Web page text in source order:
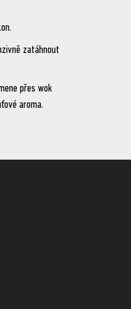
zatáhnout
přes wok
aroma.